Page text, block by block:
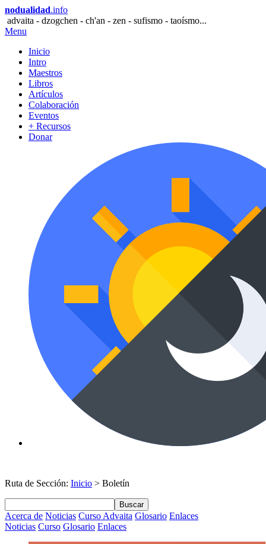
nodualidad.info
advaita - dzogchen - ch'an - zen - sufismo - taoísmo...
Menu
Inicio
Intro
Maestros
Libros
Artículos
Colaboración
Eventos
+ Recursos
Donar
Ruta de Sección: Inicio > Boletín
Buscar
Acerca de Noticias Curso Advaita Glosario Enlaces
Noticias Curso Glosario Enlaces